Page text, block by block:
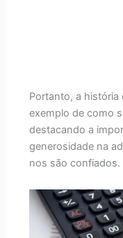
Portanto, a
exemplo de como
destacando a
generosidade na
nos são confiados.